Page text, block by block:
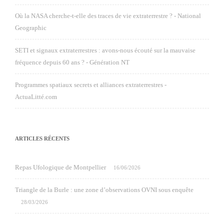
Où la NASA cherche-t-elle des traces de vie extraterrestre ? - National
Geographic
SETI et signaux extraterrestres : avons-nous écouté sur la mauvaise
fréquence depuis 60 ans ? - Génération NT
Programmes spatiaux secrets et alliances extraterrestres -
ActuaLitté.com
ARTICLES RÉCENTS
Repas Ufologique de Montpellier 16/06/2026
Triangle de la Burle : une zone d’observations OVNI sous enquête
28/03/2026